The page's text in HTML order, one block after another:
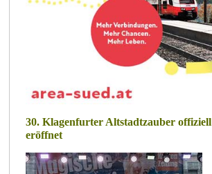
30. Klagenfurter Altstadtzauber offiziell
eröffnet